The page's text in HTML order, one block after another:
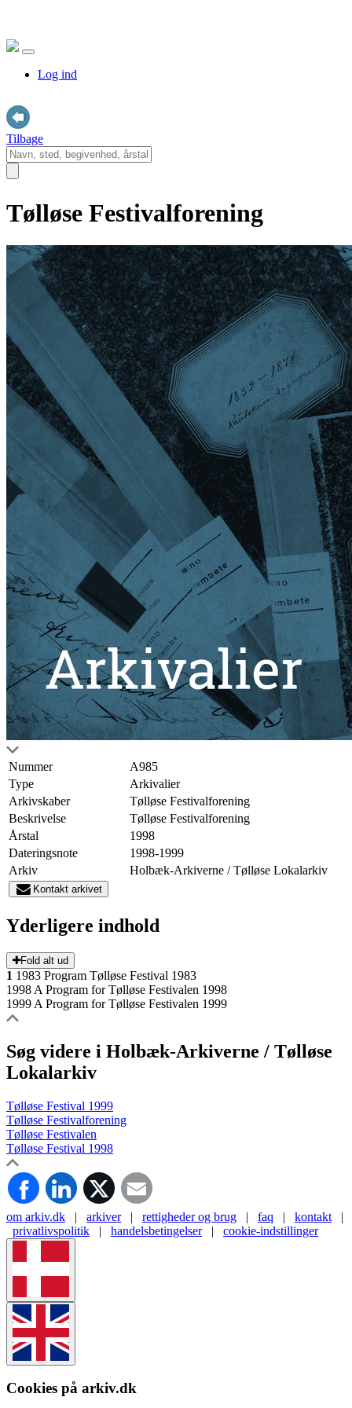
Log ind
Tilbage
Tølløse Festivalforening
Nummer
A985
Type
Arkivalier
Arkivskaber
Tølløse Festivalforening
Beskrivelse
Tølløse Festivalforening
Årstal
1998
Dateringsnote
1998-1999
Arkiv
Holbæk-Arkiverne / Tølløse Lokalarkiv
Kontakt arkivet
Yderligere indhold
Fold alt ud
1 1983 Program Tølløse Festival 1983
1998 A Program for Tølløse Festivalen 1998
1999 A Program for Tølløse Festivalen 1999
Søg videre i Holbæk-Arkiverne / Tølløse
Lokalarkiv
Tølløse Festival 1999
Tølløse Festivalforening
Tølløse Festivalen
Tølløse Festival 1998
om arkiv.dk | arkiver | rettigheder og brug | faq | kontakt
|
privatlivspolitik
| handelsbetingelser | cookie-indstillinger
Cookies på arkiv.dk